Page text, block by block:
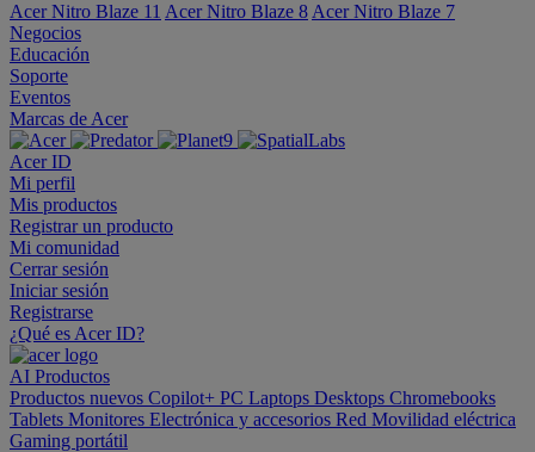
Acer Nitro Blaze 11 Acer Nitro Blaze 8 Acer Nitro Blaze 7
Negocios
Educación
Soporte
Eventos
Marcas de Acer
Acer ID
Mi perfil
Mis productos
Registrar un producto
Mi comunidad
Cerrar sesión
Iniciar sesión
Registrarse
¿Qué es Acer ID?
AI Productos
Productos nuevos Copilot+ PC Laptops Desktops Chromebooks
Tablets Monitores Electrónica y accesorios Red Movilidad eléctrica
Gaming portátil